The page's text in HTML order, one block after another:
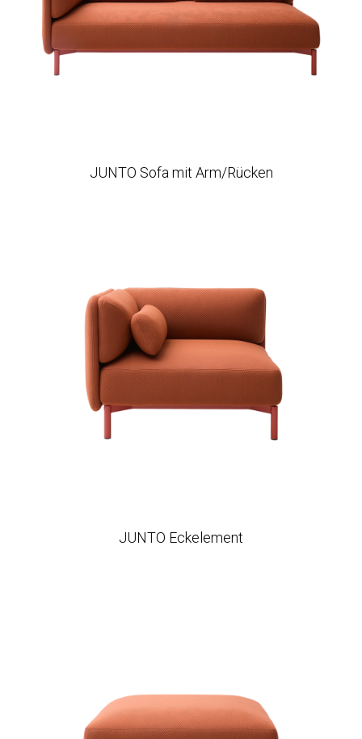
JUNTO Sofa mit Arm/Rücken
JUNTO Eckelement